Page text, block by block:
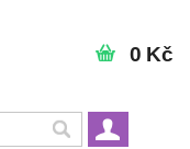
0 Kč